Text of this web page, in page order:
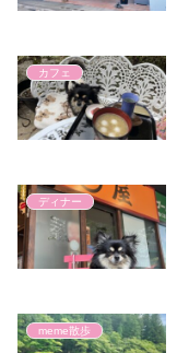
カフェ
ディナー
meme散歩